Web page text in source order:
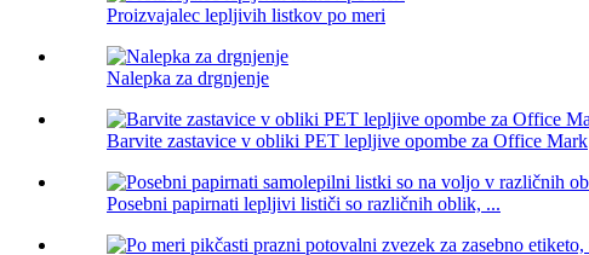
Proizvajalec lepljivih listkov po meri
Nalepka za drgnjenje
Barvite zastavice v obliki PET lepljive opombe za Office Mark
Posebni papirnati lepljivi lističi so različnih oblik, ...